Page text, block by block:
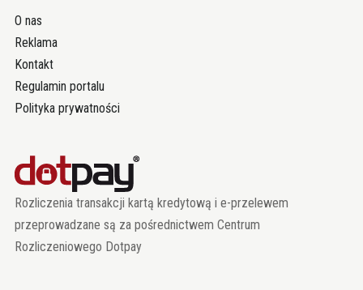
O nas
Reklama
Kontakt
Regulamin portalu
Polityka prywatności
Rozliczenia transakcji kartą kredytową i e-przelewem
przeprowadzane są za pośrednictwem Centrum
Rozliczeniowego Dotpay